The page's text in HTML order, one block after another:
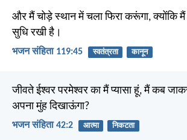
और मैं चोड़े स्थान में चला फिरा करूंगा, क्योंकि
सुधि रखी है।
भजन संहिता 119:45 स्वतंत्रता कानून
जीवते ईश्वर परमेश्वर का मैं प्यासा हूं, मैं कब
अपना मुंह दिखाऊंगा?
भजन संहिता 42:2 आत्मा निकटता